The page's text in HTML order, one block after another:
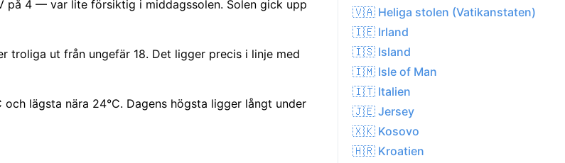
på 4 — var lite försiktig i middagssolen. Solen gick upp
troliga ut från ungefär 18. Det ligger precis i linje med
lägsta nära 24°C. Dagens högsta ligger långt under
🇻🇦 Heliga stolen (Vatikanstaten)
🇮🇪 Irland
🇮🇸 Island
🇮🇲 Isle of Man
🇮🇹 Italien
🇯🇪 Jersey
🇽🇰 Kosovo
🇭🇷 Kroatien